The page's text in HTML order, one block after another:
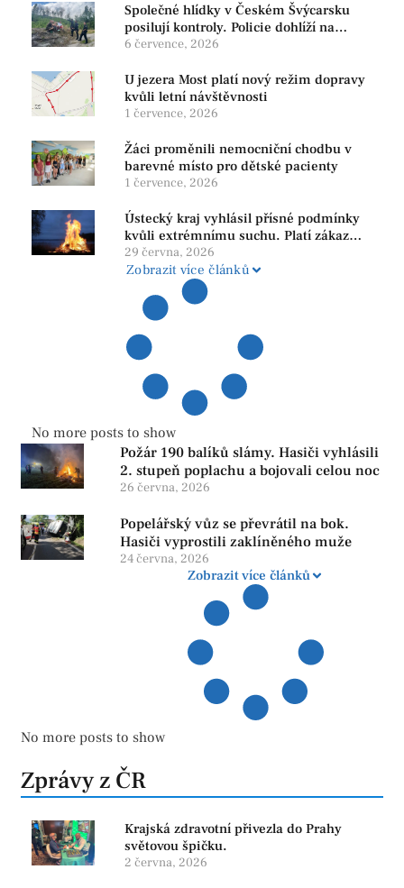
Společné hlídky v Českém Švýcarsku
posilují kontroly. Policie dohlíží na
bezpečnost i ochranu přírody
6 července, 2026
U jezera Most platí nový režim dopravy
kvůli letní návštěvnosti
1 července, 2026
Žáci proměnili nemocniční chodbu v
barevné místo pro dětské pacienty
1 července, 2026
Ústecký kraj vyhlásil přísné podmínky
kvůli extrémnímu suchu. Platí zákaz
ohňů i pyrotechniky
29 června, 2026
Zobrazit více článků
No more posts to show
Požár 190 balíků slámy. Hasiči vyhlásili
2. stupeň poplachu a bojovali celou noc
26 června, 2026
Popelářský vůz se převrátil na bok.
Hasiči vyprostili zaklíněného muže
24 června, 2026
Zobrazit více článků
No more posts to show
Zprávy z ČR
Krajská zdravotní přivezla do Prahy
světovou špičku.
2 června, 2026